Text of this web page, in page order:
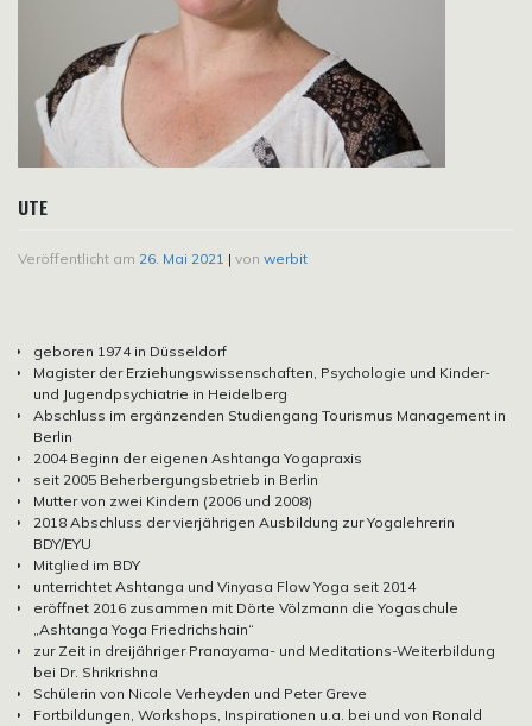
UTE
Veröffentlicht am 26. Mai 2021 | von werbit
geboren 1974 in Düsseldorf
Magister der Erziehungswissenschaften, Psychologie und Kinder-
und Jugendpsychiatrie in Heidelberg
Abschluss im ergänzenden Studiengang Tourismus Management in
Berlin
2004 Beginn der eigenen Ashtanga Yogapraxis
seit 2005 Beherbergungsbetrieb in Berlin
Mutter von zwei Kindern (2006 und 2008)
2018 Abschluss der vierjährigen Ausbildung zur Yogalehrerin
BDY/EYU
Mitglied im BDY
unterrichtet Ashtanga und Vinyasa Flow Yoga seit 2014
eröffnet 2016 zusammen mit Dörte Völzmann die Yogaschule
„Ashtanga Yoga Friedrichshain“
zur Zeit in dreijähriger Pranayama- und Meditations-Weiterbildung
bei Dr. Shrikrishna
Schülerin von Nicole Verheyden und Peter Greve
Fortbildungen, Workshops, Inspirationen u.a. bei und von Ronald